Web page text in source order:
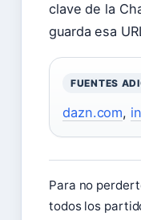
clave de la
guarda esa
FUENTES
dazn.com,
Para no
todos los